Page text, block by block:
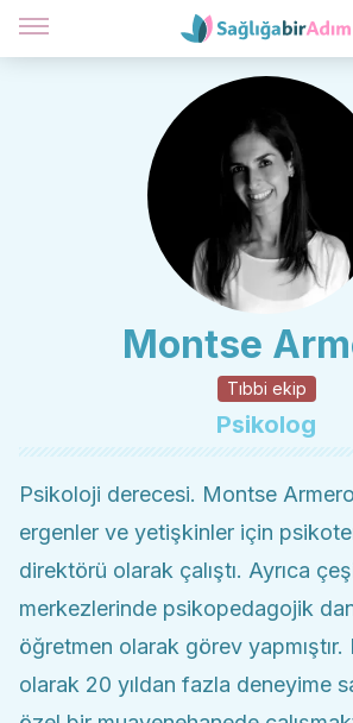
Montse
Tıbbi ekip
Psikolog
Psikoloji derecesi. Montse
ergenler ve yetişkinler için
direktörü olarak çalıştı. Ayrıca
merkezlerinde psikopedagojik
öğretmen olarak görev
olarak 20 yıldan fazla deneyime